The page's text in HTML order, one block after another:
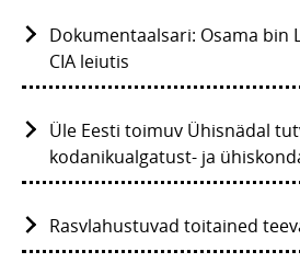
Dokumentaalsari: Osama bin
CIA leiutis
Üle Eesti toimuv Ühisnädal
kodanikualgatust- ja
Rasvlahustuvad toitained